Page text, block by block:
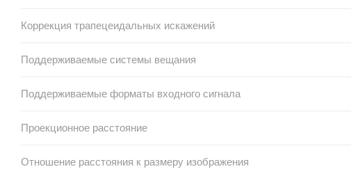
Коррекция трапецеидальных искажений
Поддерживаемые системы вещания
Поддерживаемые форматы входного сигнала
Проекционное расстояние
Отношение расстояния к размеру изображения